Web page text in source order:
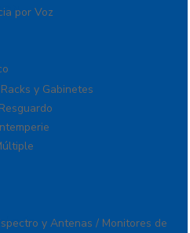
por Voz
y Gabinetes
y Antenas / Monitores de